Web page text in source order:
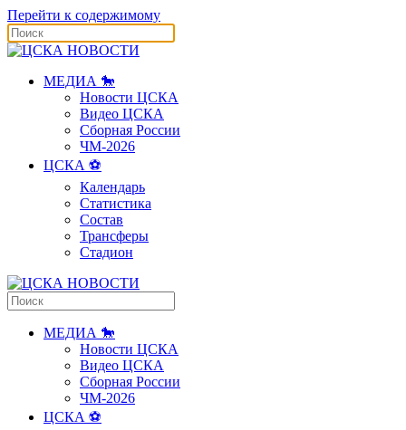
Перейти к содержимому
МЕДИА 🐎
Новости ЦСКА
Видео ЦСКА
Сборная России
ЧМ-2026
ЦСКА ⚽️
Календарь
Статистика
Состав
Трансферы
Стадион
МЕДИА 🐎
Новости ЦСКА
Видео ЦСКА
Сборная России
ЧМ-2026
ЦСКА ⚽️